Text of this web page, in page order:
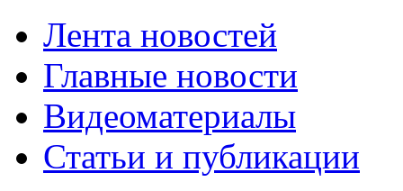
Лента новостей
Главные новости
Видеоматериалы
Статьи и публикации